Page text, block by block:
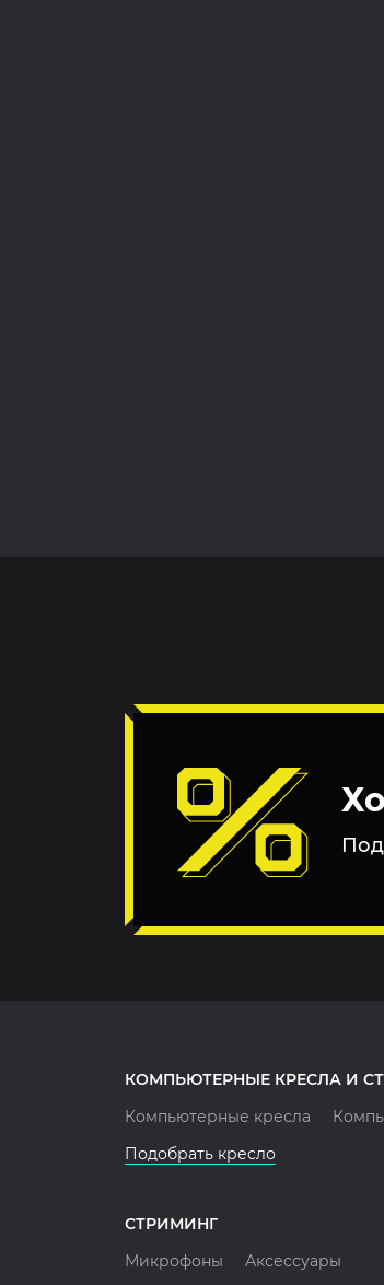
КОМПЬЮТЕРНЫЕ КРЕСЛА И
Компьютерные кресла
Подобрать кресло
СТРИМИНГ
Микрофоны
Аксессуары